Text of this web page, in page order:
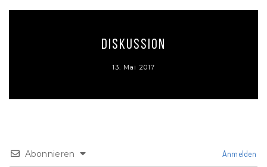
Diskussion
13. Mai 2017
Abonnieren Anmelden